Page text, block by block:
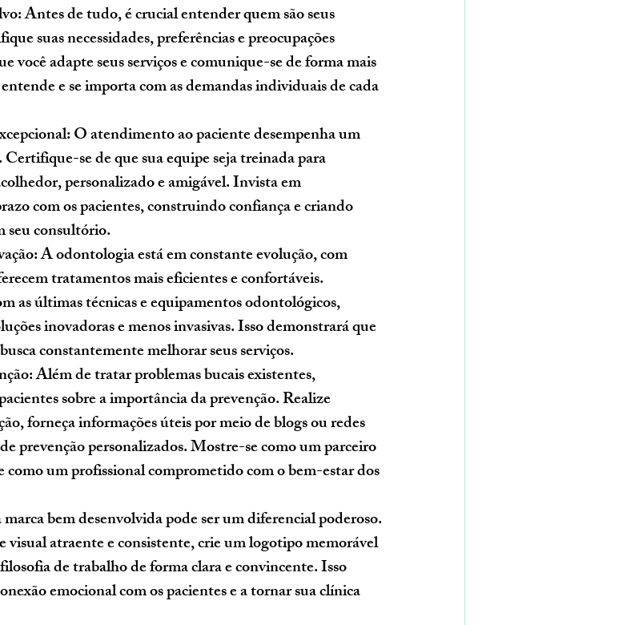
Antes de tudo, é crucial entender quem são seus
suas necessidades, preferências e preocupações
você adapte seus serviços e comunique-se de forma mais
e se importa com as demandas individuais de cada
O atendimento ao paciente desempenha um
se de que sua equipe seja treinada para
personalizado e amigável. Invista em
com os pacientes, construindo confiança e criando
seu consultório.
A odontologia está em constante evolução, com
tratamentos mais eficientes e confortáveis.
as últimas técnicas e equipamentos odontológicos,
inovadoras e menos invasivas. Isso demonstrará que
constantemente melhorar seus serviços.
: Além de tratar problemas bucais existentes,
sobre a importância da prevenção. Realize
forneça informações úteis por meio de blogs ou redes
prevenção personalizados. Mostre-se como um parceiro
como um profissional comprometido com o bem-estar dos
bem desenvolvida pode ser um diferencial poderoso.
atraente e consistente, crie um logotipo memorável
de trabalho de forma clara e convincente. Isso
emocional com os pacientes e a tornar sua clínica